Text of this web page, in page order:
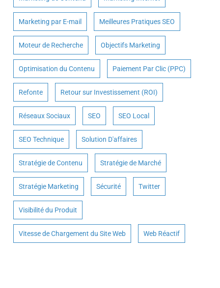
Marketing par E-mail Meilleures Pratiques SEO
Moteur de Recherche Objectifs Marketing
Optimisation du Contenu Paiement Par Clic (PPC)
Refonte Retour sur Investissement (ROI)
Réseaux Sociaux SEO SEO Local
SEO Technique Solution D'affaires
Stratégie de Contenu Stratégie de Marché
Stratégie Marketing Sécurité Twitter
Visibilité du Produit
Vitesse de Chargement du Site Web Web Réactif